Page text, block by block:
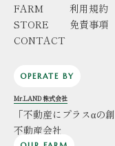
FARM
STORE
CONTACT
利用規約
免責事項
OPERATE BY
Mr.LAND 株式会社
「不動産にプラスαの
不動産会社